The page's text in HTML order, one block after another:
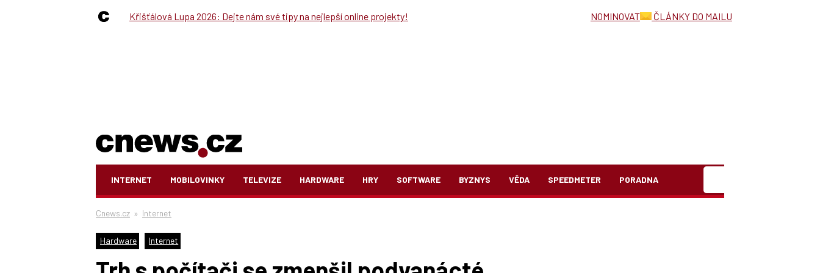
INTERNET MOBILOVINKY TELEVIZE HARDWARE HRY SOFTWARE BYZNYS VĚDA SPEEDMETER PORADNA
Cnews.cz » Internet
Hardware Internet
Křišťálová Lupa 2026: Dejte nám své tipy na nejlepší online projekty! NOMINOVAT ČLÁNKY DO MAILU